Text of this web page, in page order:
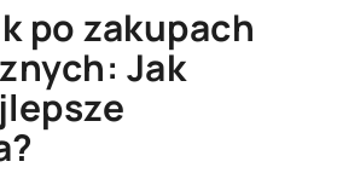
po zakupach
Jak